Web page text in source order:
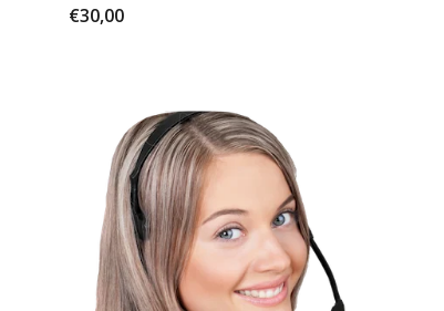
€30,00